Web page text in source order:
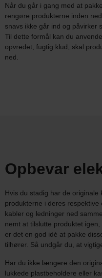
Når du går i gang med at
rengøre produkterne inden
snavs ikke går ind og påvirker
Til dette formål kan du
opvredet, fugtig klud, skal
ned.
Opbevar
Hvis du stadig har de
produkterne i deres
kabler og ledninger ned
nemt at tilslutte produktet
er det en god idé at pakke
tilhører. Så undgår du, at
Har du ikke længere den
lukkede plastbeholdere eller